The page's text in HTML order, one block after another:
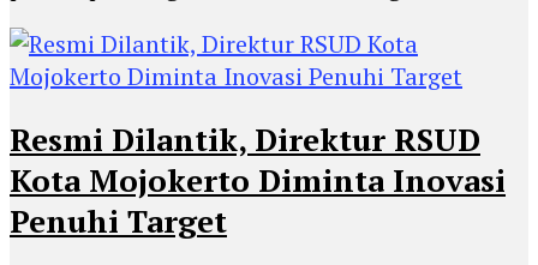
Resmi Dilantik, Direktur RSUD
Kota Mojokerto Diminta Inovasi
Penuhi Target